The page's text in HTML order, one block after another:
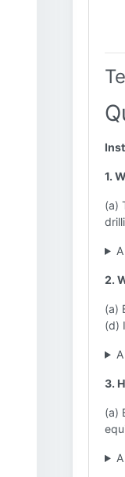
1.
(a)
2.
(a)
(d)
3.
(a)